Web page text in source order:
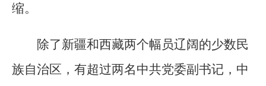
缩。
除了新疆和西藏两个幅员辽阔的少数民
族自治区，有超过两名中共党委副书记，中